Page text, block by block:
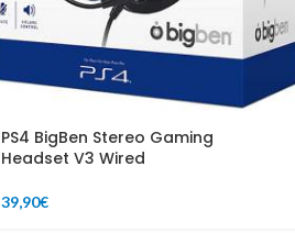
PS4 BigBen Stereo Gaming
Headset V3 Wired
39,90€